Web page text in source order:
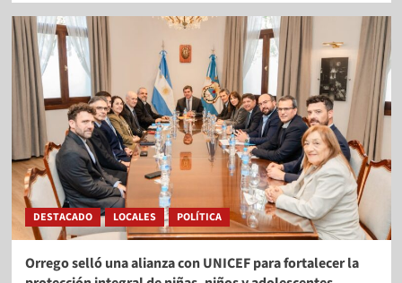
DESTACADO LOCALES POLÍTICA
Orrego selló una alianza con UNICEF para fortalecer la